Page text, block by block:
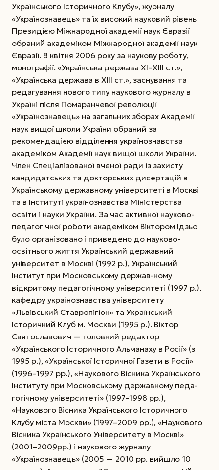
Українського Історичного Клубу», журналу
«Українознавець» та їх високий науковий рівень
Президією Міжнародної академії наук Євразії
обраний академіком Міжнародної академії наук
Євразії. 8 квітня 2006 року за наукову роботу,
монографії: «Українська держава ХІ–ХІІІ ст.»,
«Українська держава в ХІІІ ст.», заснування та
редагування нового типу наукового журналу в
Україні після Помаранчевої революції
«Українознавець» на загальних зборах Академії
наук вищої школи України обраний за
рекомендацією відділення українознавства
академіком Академії наук вищої школи України.
Член Спеціалізованої вченої ради із захисту
кандидатських та докторських дисертацій в
Українському державному університеті в Москві
та в Інституті українознавства Міністерства
освіти і науки України. За час активної науково-
педагогічної роботи академіком Віктором Ідзьо
було організовано і приведено до науково-
освітнього життя Український державний
університет в Москві (1992 р.), Український
Інститут при Московському держав-ному
відкритому педагогічному університеті (1997 р.),
кафедру українознавства університету
«Львівський Ставропігіон» та Укра­їнський
Історичний Клуб м. Москви (1995 р.). Віктор
Святославович — головний редактор
«Українського Історичного Альманаху в Росії» (з
1995 р.), «Української Історичної Газети в Росії»
(1996–1997 рр.), «Наукового Вісника Українського
Інституту при Московському державному педа­
гогічному університеті» (1997–1998 рр.),
«Наукового Вісника Українського Історичного
Клубу міста Москви» (1997–2009 рр.), «Наукового
Вісника Українського Університету в Москві»
(2001–2009рр.) і наукового журналу
«Українознавець» (2005 — 2010 рр. вийшло 10